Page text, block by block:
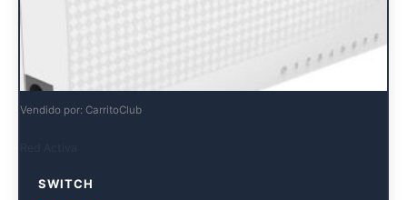
Vendido por: CarritoClub
SWITCH